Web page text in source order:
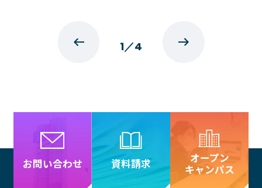
1／4
お問い合わせ 資料請求
オープン
キャンパス